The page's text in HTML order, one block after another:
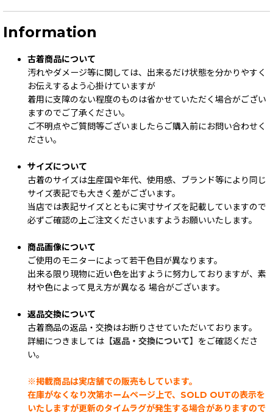
Information
古着商品について
汚れやダメージ等に関しては、出来るだけ状態を分かりやすく
お伝えするよう心掛けていますが
着用に支障のない程度のものは省かせていただく場合がござい
ますのでご了承ください。
ご不明点やご質問等ございましたらご購入前にお問い合わせく
ださい。
サイズについて
古着のサイズは生産国や年代、使用感、ブランド等により同じ
サイズ表記でも大きく差がございます。
当店では表記サイズとともに実寸サイズを記載していますので
必ずご確認の上ご注文くださいますようお願いいたします。
商品画像について
ご使用のモニターによって若干色目が異なります。
出来る限り現物に近い色を出すように努力しておりますが、素
材や色によって見え方が異なる 場合がございます。
返品交換について
古着商品の返品・交換はお断りさせていただいております。
詳細につきましては 【返品・交換について】 をご確認くださ
い。
※掲載商品は実店舗での販売もしています。
在庫がなくなり次第ホームページ上で、SOLD OUTの表示を
いたしますが更新のタイムラグが発生する場合がありますので